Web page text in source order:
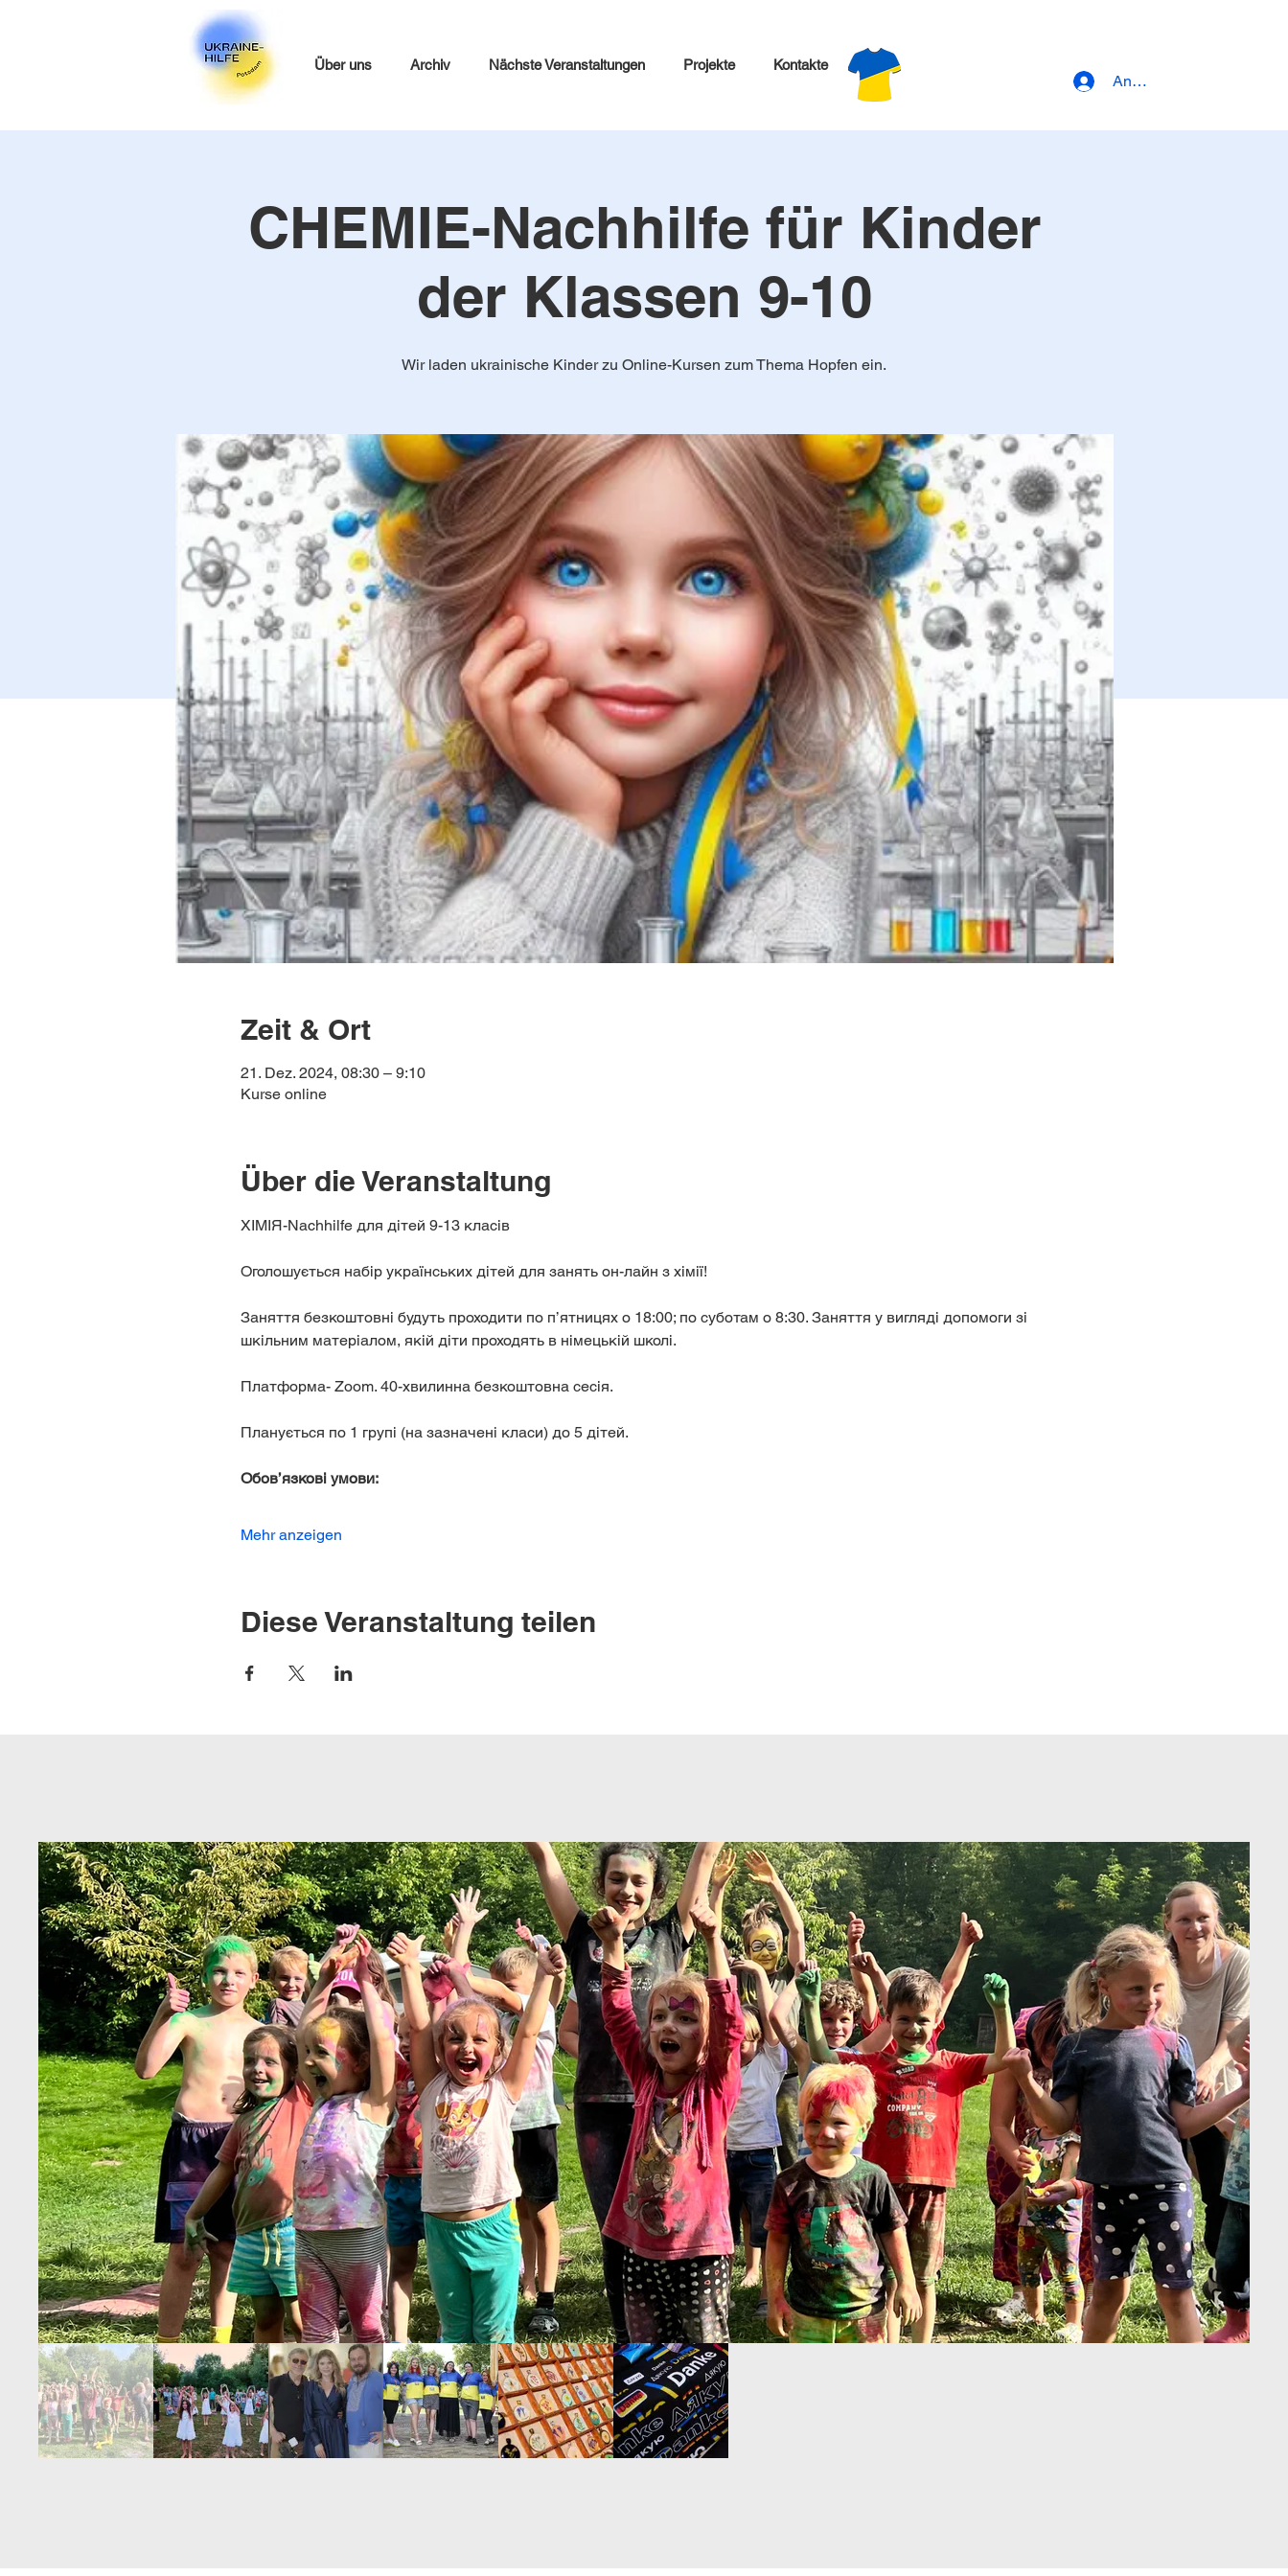
Über uns Archiv Nächste Veranstaltungen Projekte Kontakte
Anmeldung
CHEMIE-Nachhilfe für Kinder
der Klassen 9-10
Wir laden ukrainische Kinder zu Online-Kursen zum Thema Hopfen ein.
Zeit & Ort
21. Dez. 2024, 08:30 – 9:10
Kurse online
Über die Veranstaltung
ХІМІЯ-Nachhilfe для дітей 9-13 класів
Оголошується набір українських дітей для занять он-лайн з хімії!
Заняття безкоштовні будуть проходити по п’ятницях о 18:00; по суботам о 8:30. Заняття у вигляді допомоги зі
шкільним матеріалом, якій діти проходять в німецькій школі.
Платформа- Zoom. 40-хвилинна безкоштовна сесія.
Планується по 1 групі (на зазначені класи) до 5 дітей.
Обов’язкові умови:
Mehr anzeigen
Diese Veranstaltung teilen